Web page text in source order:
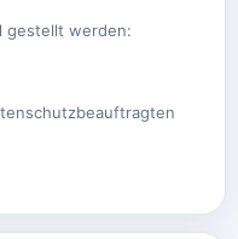
gestellt werden: